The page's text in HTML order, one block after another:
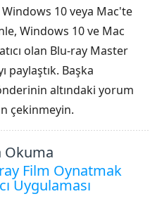
10 veya Mac'te
Windows 10 ve Mac
olan Blu-ray Master
paylaştık. Başka
altındaki yorum
çekinmeyin.
Okuma
Film Oynatmak
Uygulaması